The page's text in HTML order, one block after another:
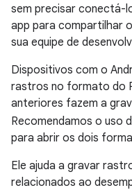
sem precisar conectá-
app para compartilhar
sua equipe de
Dispositivos com o
rastros no formato do
anteriores fazem a
Recomendamos o uso
para abrir os dois
Ele ajuda a gravar
relacionados ao